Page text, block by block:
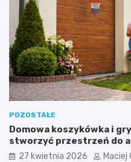
POZOSTAŁE
Domowa koszykówka i
stworzyć przestrzeń do
rodziny
27 kwietnia 2026 Maciej